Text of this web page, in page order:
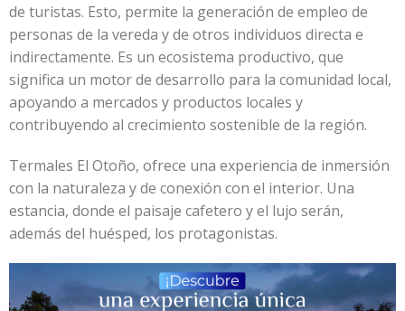
de turistas. Esto, permite la generación de empleo de
personas de la vereda y de otros individuos directa e
indirectamente. Es un ecosistema productivo, que
significa un motor de desarrollo para la comunidad local,
apoyando a mercados y productos locales y
contribuyendo al crecimiento sostenible de la región.
Termales El Otoño, ofrece una experiencia de inmersión
con la naturaleza y de conexión con el interior. Una
estancia, donde el paisaje cafetero y el lujo serán,
además del huésped, los protagonistas.